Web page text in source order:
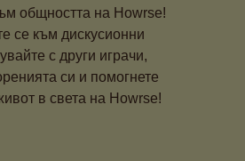
общността на Howrse!
се към дискусионни
с други играчи,
си и помогнете
в света на Howrse!